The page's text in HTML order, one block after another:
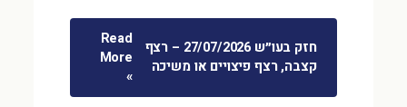
חזק בעו״ש 27/07/2026 – רצף
קצבה, רצף פיצויים או משיכה
Read
More
»